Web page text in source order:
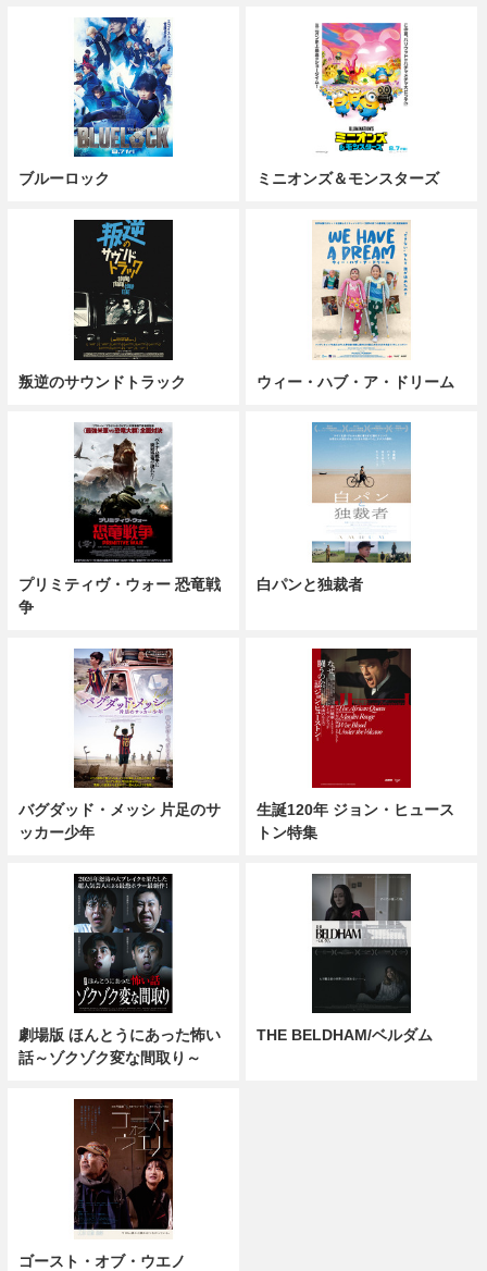
ブルーロック ミニオンズ＆モンスターズ
叛逆のサウンドトラック ウィー・ハブ・ア・ドリーム
プリミティヴ・ウォー 恐竜戦
争
白パンと独裁者
バグダッド・メッシ 片足のサ
ッカー少年
生誕120年 ジョン・ヒュース
トン特集
劇場版 ほんとうにあった怖い
話～ゾクゾク変な間取り～
THE BELDHAM/ベルダム
ゴースト・オブ・ウエノ